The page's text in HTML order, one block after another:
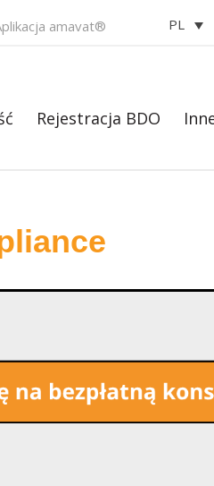
PL
amavat®
Rejestracja BDO